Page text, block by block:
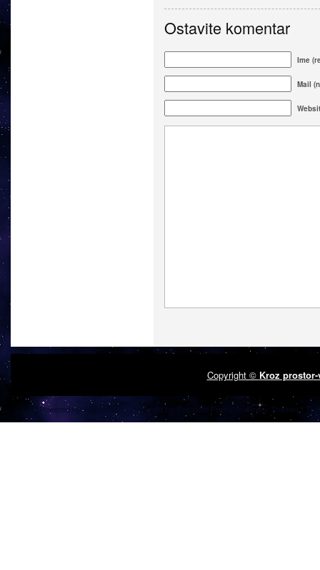
Ostavite komentar
Ime
Mail
Copyright © Kroz prostor-
Powered byWordPress | Designed by: Premium Free WordPress Themes|